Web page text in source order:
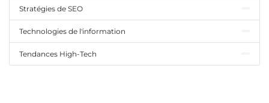
Stratégies de SEO
Technologies de l'information
Tendances High-Tech